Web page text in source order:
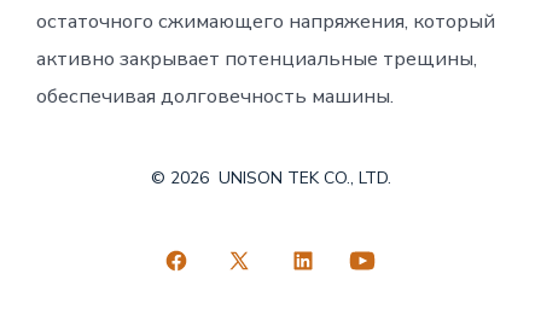
остаточного сжимающего напряжения, который
активно закрывает потенциальные трещины,
обеспечивая долговечность машины.
ОткрытымОткрытымОткрытымОткрытым
© 2026 UNISON TEK CO., LTD.